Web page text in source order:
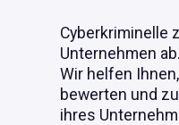
Cyberkriminelle
Unternehmen
Wir helfen
bewerten und
ihres